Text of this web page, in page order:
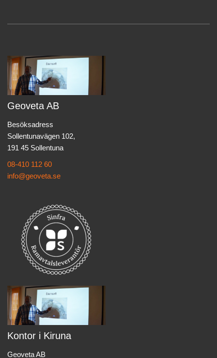
Geoveta AB
Besöksadress
Sollentunavägen 102,
191 45 Sollentuna
08-410 112 60
info@geoveta.se
Kontor i Kiruna
Geoveta AB